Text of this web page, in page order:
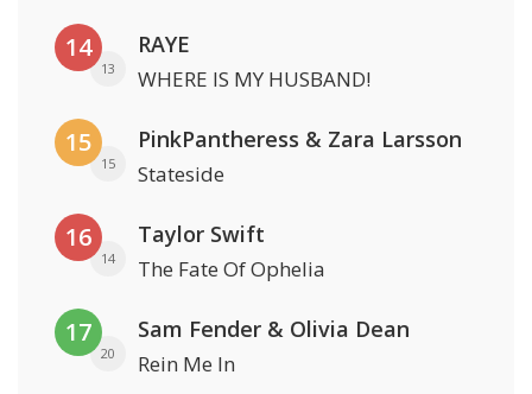
14
13
RAYE
WHERE IS MY HUSBAND!
15
15
PinkPantheress & Zara Larsson
Stateside
16
14
Taylor Swift
The Fate Of Ophelia
17
20
Sam Fender & Olivia Dean
Rein Me In